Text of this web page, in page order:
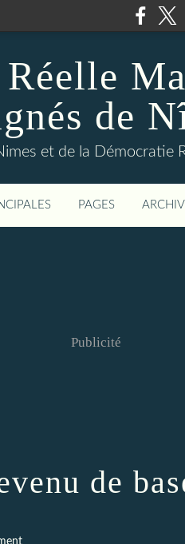
de
et de la Démocratie
PAGES
Publicité
de